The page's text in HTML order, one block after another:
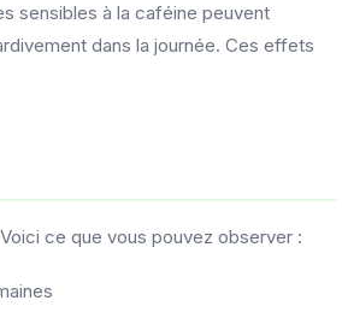
sensibles à la caféine peuvent
dans la journée. Ces effets
ce que vous pouvez observer :